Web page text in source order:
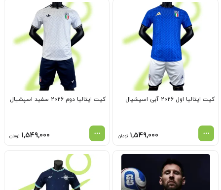
کیت ایتالیا اول 2026 آبی اسپشیال
1,549,000 تومان
کیت ایتالیا دوم 2026 سفید اسپشیال
1,549,000 تومان